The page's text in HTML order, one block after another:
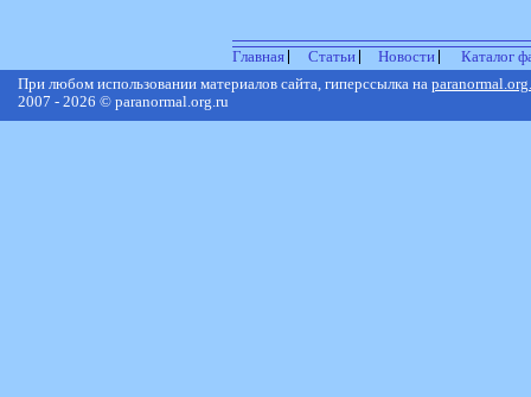
Главная Статьи Новости
Каталог
При любом использовании материалов сайта, гиперссылка на
2007 - 2026 © paranormal.org.ru